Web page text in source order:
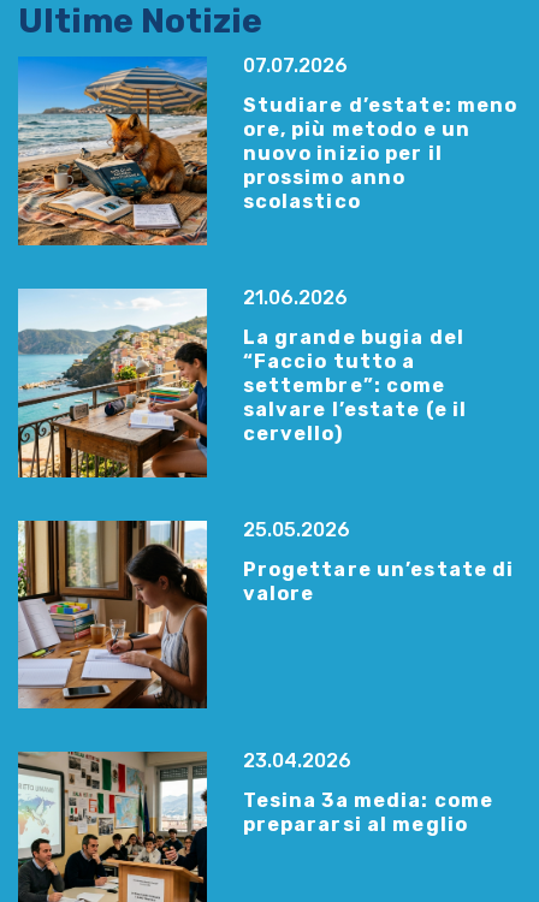
Ultime Notizie
07.07.2026
Studiare d’estate: meno
ore, più metodo e un
nuovo inizio per il
prossimo anno
scolastico
21.06.2026
La grande bugia del
“Faccio tutto a
settembre”: come
salvare l’estate (e il
cervello)
25.05.2026
Progettare un’estate di
valore
23.04.2026
Tesina 3a media: come
prepararsi al meglio